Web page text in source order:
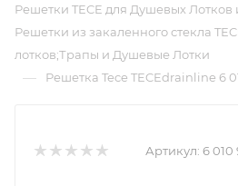
Решетки TECE для Душевых Лотков
Решетки из закаленного стекла
лотков;Трапы и Душевые Лотки
— Решетка Tece TECEdrainline 6
Артикул: 6 010